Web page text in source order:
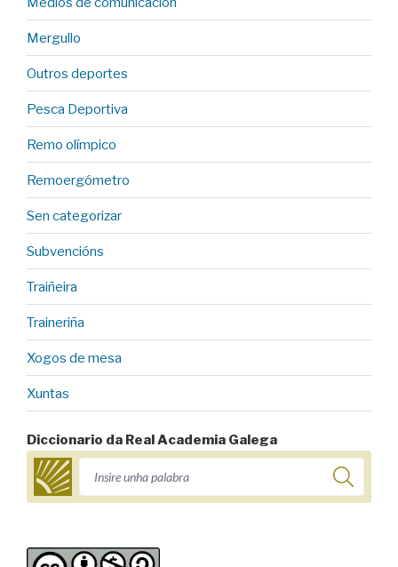
Mergullo
Outros deportes
Pesca Deportiva
Remo olímpico
Remoergómetro
Sen categorizar
Subvencións
Traiñeira
Traineriña
Xogos de mesa
Xuntas
Diccionario da Real Academia Galega